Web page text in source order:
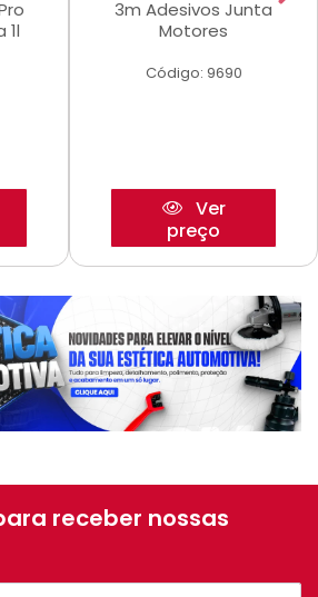
1l
3m Adesivos Junta
Motores
Código: 9690
Ver
preço
receber nossas